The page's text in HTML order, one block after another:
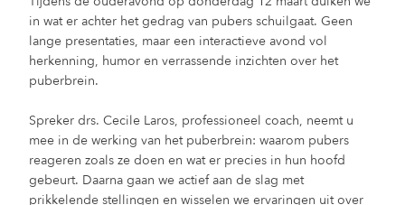
in wat er achter het gedrag van pubers schuilgaat. Geen
lange presentaties, maar een interactieve avond vol
herkenning, humor en verrassende inzichten over het
puberbrein.
Spreker drs. Cecile Laros, professioneel coach, neemt u
mee in de werking van het puberbrein: waarom pubers
reageren zoals ze doen en wat er precies in hun hoofd
gebeurt. Daarna gaan we actief aan de slag met
prikkelende stellingen en wisselen we ervaringen uit over